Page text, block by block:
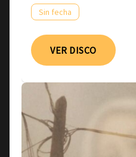
Sin fecha
VER DISCO